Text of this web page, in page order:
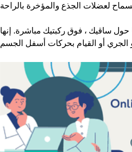
حول ساقيك ، فوق ركبتيك مباشرة. إنها